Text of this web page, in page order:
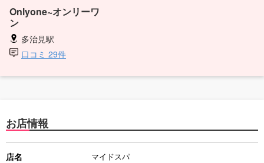
Onlyone~オンリーワ
ン
多治見駅
口コミ 29件
お店情報
店名 マイドスパ